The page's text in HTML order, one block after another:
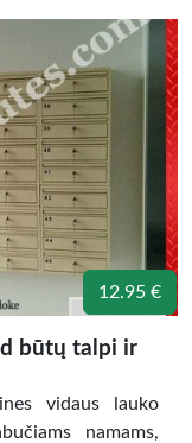
12.95 €
būtų talpi ir
vidaus lauko
namams,